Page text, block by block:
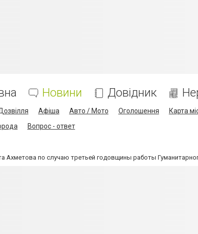
Новини Довідник
Афіша Авто / Мото Оголошення Карта
Вопрос - ответ
Ахметова по случаю третьей годовщины работы